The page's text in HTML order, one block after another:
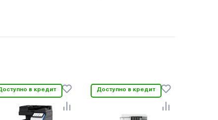
в кредит Доступно в кредит